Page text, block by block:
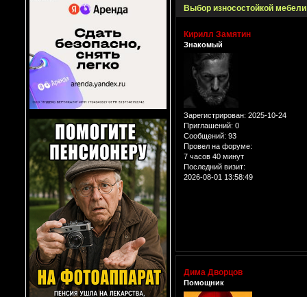
Выбор износостойкой мебели
Кирилл Замятин
Знакомый
Зарегистрирован: 2025-10-24
Приглашений: 0
Сообщений: 93
Провел на форуме:
7 часов 40 минут
Последний визит:
2026-08-01 13:58:49
Дима Дворцов
Помощник